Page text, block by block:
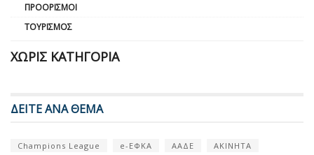
ΠΡΟΟΡΙΣΜΟΊ
ΤΟΥΡΙΣΜΌΣ
ΧΩΡΊΣ ΚΑΤΗΓΟΡΊΑ
ΔΕΙΤΕ ΑΝΑ ΘΕΜΑ
Champions League e-ΕΦΚΑ ΑΑΔΕ
ΑΚΙΝΗΤΑ